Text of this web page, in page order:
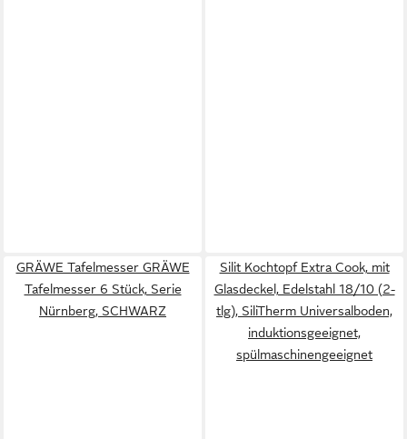
GRÄWE Tafelmesser GRÄWE
Tafelmesser 6 Stück, Serie
Nürnberg, SCHWARZ
Silit Kochtopf Extra Cook, mit
Glasdeckel, Edelstahl 18/10 (2-
tlg), SiliTherm Universalboden,
induktionsgeeignet,
spülmaschinengeeignet